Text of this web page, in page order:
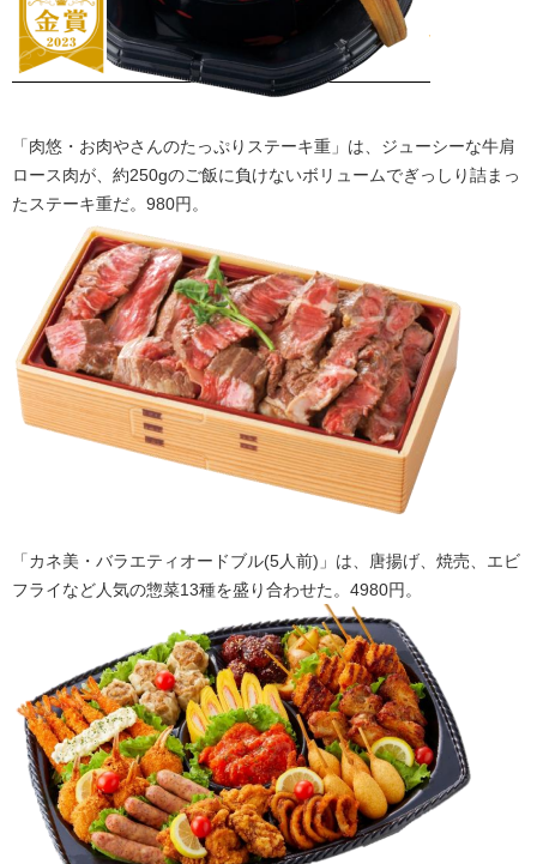
「肉悠・お肉やさんのたっぷりステーキ重」は、ジューシーな牛肩
ロース肉が、約250gのご飯に負けないボリュームでぎっしり詰まっ
たステーキ重だ。980円。
「カネ美・バラエティオードブル(5人前)」は、唐揚げ、焼売、エビ
フライなど人気の惣菜13種を盛り合わせた。4980円。